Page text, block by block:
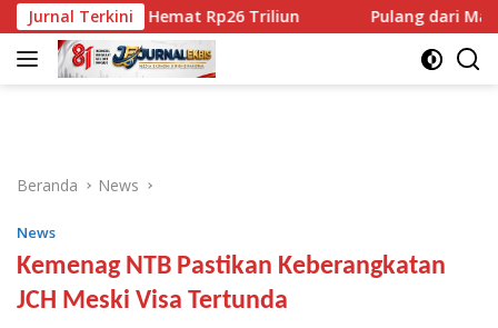
Langsung
ke
konten
Jurnal Terkini
Bisa Hemat Rp26 Triliun Pulang dari Malaysia,
Beranda News
News
Kemenag NTB Pastikan Keberangkatan
JCH Meski Visa Tertunda